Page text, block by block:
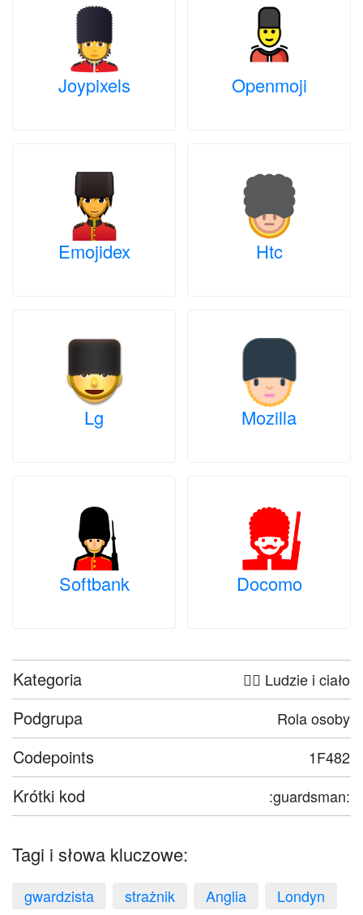
Joypixels Openmoji
Emojidex Htc
Lg Mozilla
Softbank Docomo
Kategoria 🤦‍♀️ Ludzie i ciało
Podgrupa Rola osoby
Codepoints 1F482
Krótki kod :guardsman:
Tagi i słowa kluczowe:
gwardzista strażnik Anglia Londyn